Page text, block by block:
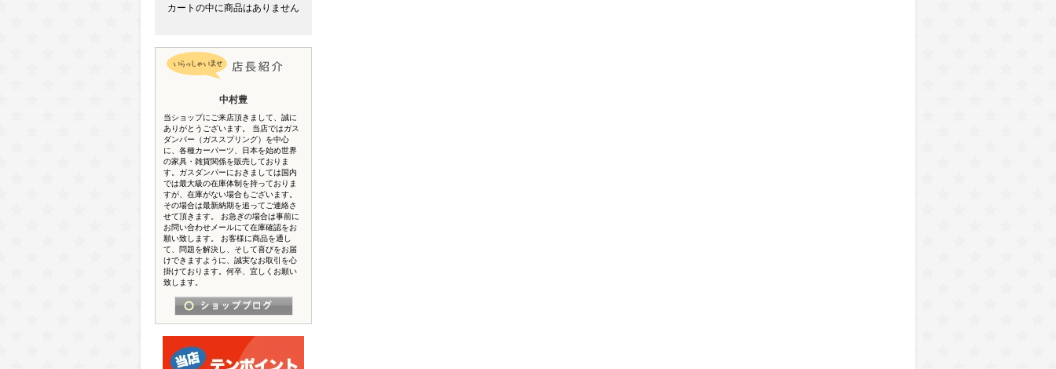
カートの中に商品はありません
中村豊
当ショップにご来店頂きまして、誠に
ありがとうございます。 当店ではガス
ダンパー（ガススプリング）を中心
に、各種カーパーツ、日本を始め世界
の家具・雑貨関係を販売しておりま
す。ガスダンパーにおきましては国内
では最大級の在庫体制を持っておりま
すが、在庫がない場合もございます。
その場合は最新納期を追ってご連絡さ
せて頂きます。 お急ぎの場合は事前に
お問い合わせメールにて在庫確認をお
願い致します。 お客様に商品を通し
て、問題を解決し、そして喜びをお届
けできますように、誠実なお取引を心
掛けております。何卒、宜しくお願い
致します。